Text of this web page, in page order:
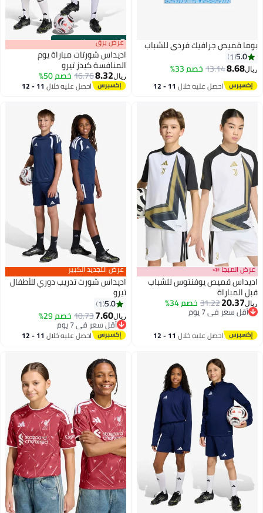
بوما قميص جرافيك فردي للشباب
5.0
1
ريال8.68
13.14خصم 33%
احصل عليه خلال 11 - 12
00m:00s
·باقي 100%
5
عرض برق
اديداس شورتات مباراة يوم
المنافسة كيدز تيرو
ريال8.32
16.76خصم 50%
احصل عليه خلال 11 - 12
عرض الميجا 📣
اديداس قميص يوفنتوس للشباب
قبل المباراة
ريال20.37
31.22خصم 34%
أقل سعر في 7 يوم
أقل سعر في 7 يوم
احصل عليه خلال 11 - 12
3
عرض التجديد الكبير
اديداس شورت تدريب دوري للأطفال
تيرو
5.0
1
ريال7.60
10.73خصم 29%
أقل سعر في 7 يوم
أقل سعر في 7 يوماحصل عليه خلال 11 - 12